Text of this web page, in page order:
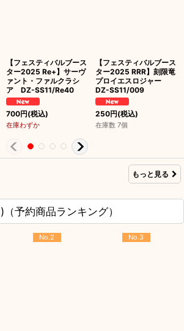
【フェスティバルブース
ター2025 Re+】サーヴ
ァント・ファルクラシ
ア DZ-SS11/Re40
700円(税込)
在庫わずか
【フェスティバルブース
ター2025 RRR】刻限竜
プロイエスロジャー
DZ-SS11/009
250円(税込)
在庫数 7個
もっと見る
予約商品ランキング）
No.2 No.3